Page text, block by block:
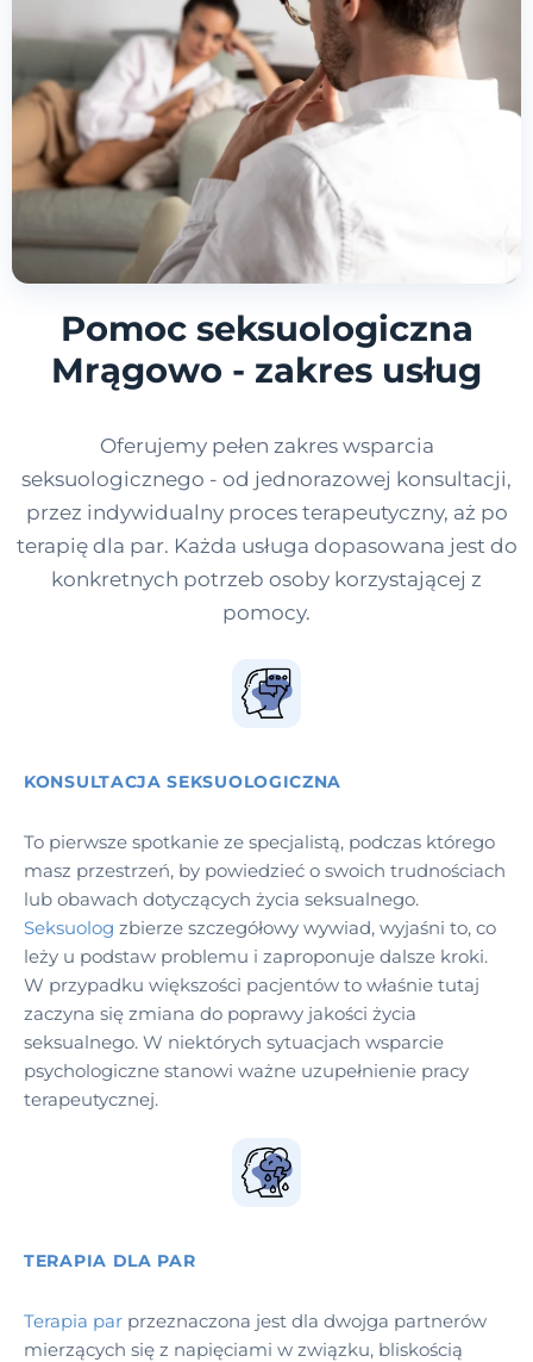
Pomoc seksuologiczna
Mrągowo - zakres usług
Oferujemy pełen zakres wsparcia
seksuologicznego - od jednorazowej konsultacji,
przez indywidualny proces terapeutyczny, aż po
terapię dla par. Każda usługa dopasowana jest do
konkretnych potrzeb osoby korzystającej z
pomocy.
KONSULTACJA SEKSUOLOGICZNA
To pierwsze spotkanie ze specjalistą, podczas którego
masz przestrzeń, by powiedzieć o swoich trudnościach
lub obawach dotyczących życia seksualnego.
Seksuolog zbierze szczegółowy wywiad, wyjaśni to, co
leży u podstaw problemu i zaproponuje dalsze kroki.
W przypadku większości pacjentów to właśnie tutaj
zaczyna się zmiana do poprawy jakości życia
seksualnego. W niektórych sytuacjach wsparcie
psychologiczne stanowi ważne uzupełnienie pracy
terapeutycznej.
TERAPIA DLA PAR
Terapia par przeznaczona jest dla dwojga partnerów
mierzących się z napięciami w związku, bliskością